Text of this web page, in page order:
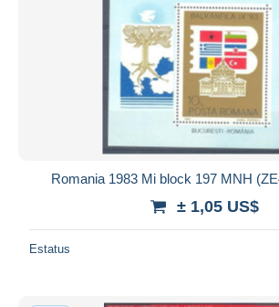
Romania 1983 Mi block 197 MNH
± 1,05 US$
Estatus